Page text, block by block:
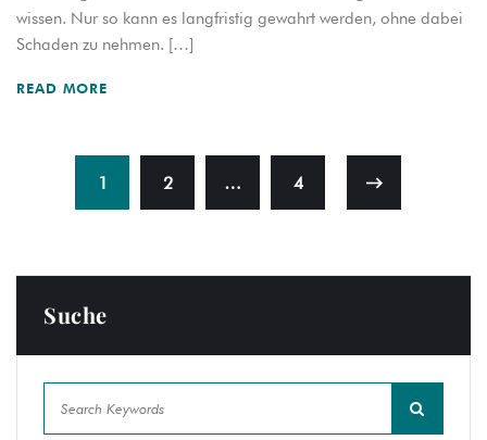
wissen. Nur so kann es langfristig gewahrt werden, ohne dabei
Schaden zu nehmen. […]
READ MORE
1 2 … 4
Suche